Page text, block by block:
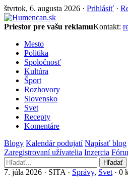
štvrtok, 6. augusta 2026 · Prihlásiť ·
Priestor pre vašu reklamuKontakt:
Mesto
Politika
Spoločnosť
Kultúra
Šport
Rozhovory
Slovensko
Svet
Recepty
Komentáre
Blogy Kalendár podujatí Napísať blog
Zaregistrovaní užívatelia Inzercia
Hľadať
7. júla 2026 · SITA · Správy, Svet · 0